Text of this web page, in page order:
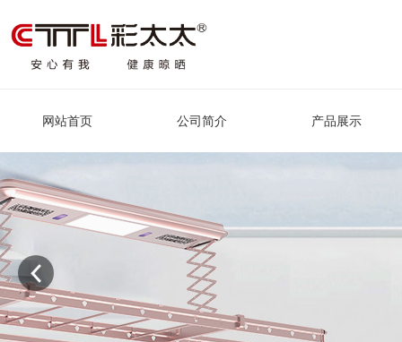
网站首页 公司简介 产品展示